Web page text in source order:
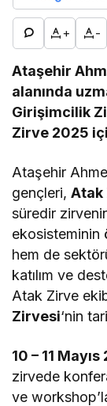
+ -
Ataşehir
alanında
Girişimcilik
Zirve 2025
Ataşehir
gençleri,Atak
süredir
ekosisteminin
hem de
katılım ve
Atak Zirve
Zirvesi‘nin
10 – 11
zirvede
ve